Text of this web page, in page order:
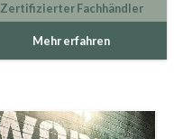
Zertifizierter Fachhändler
Mehr erfahren